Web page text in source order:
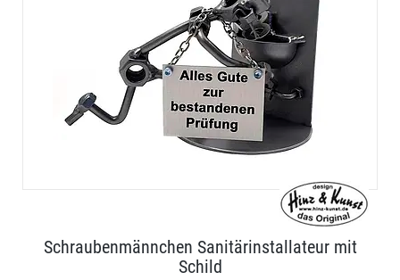
Schraubenmännchen Sanitärinstallateur mit
Schild